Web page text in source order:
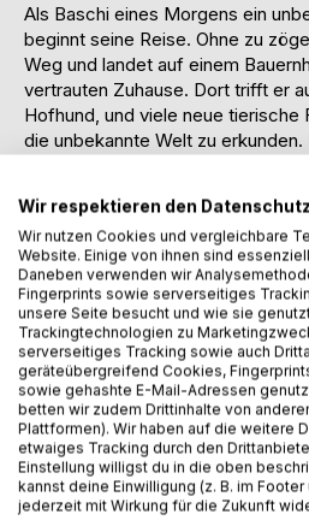
Als Baschi eines Morgens ein
beginnt seine Reise. Ohne zu
Weg und landet auf einem
vertrauten Zuhause. Dort trifft er
Hofhund, und viele neue tierische
die unbekannte Welt zu
Neugier meistert er sie auf seine
Dieses liebevoll illustrierte
warmherzige Geschichte eines
dass man trotz kleiner
Der kleine Igel Baschi vermittelt
Freundschaft, Mut und die Kraft
Kinder werden sich schnell in
tollpatschige, aber mutige Art
staunen und lernen.
Das Bilderbuch ist ideal für
Jahren und lädt sowohl zum
Selberentdecken ein. Die
Wir respektieren den Datenschutz
Wir nutzen Cookies und vergleichbare
Website. Einige von ihnen sind
Daneben verwenden wir
Fingerprints sowie serverseitiges
unsere Seite besucht und wie sie
Trackingtechnologien zu
serverseitiges Tracking sowie auch
geräteübergreifend Cookies,
sowie gehashte E-Mail-Adressen
betten wir zudem Drittinhalte von
Plattformen). Wir haben auf die weitere
etwaiges Tracking durch den
Einstellung willigst du in die oben
kannst deine Einwilligung (z. B. im
jederzeit mit Wirkung für die Zukunft